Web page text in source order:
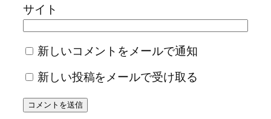
サイト
新しいコメントをメールで通知
新しい投稿をメールで受け取る